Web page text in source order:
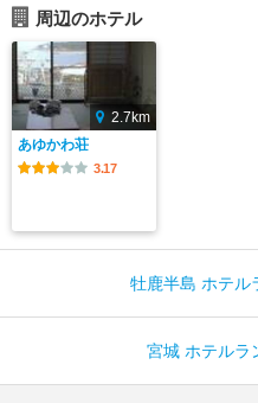
周辺のホテル
2.7km
あゆかわ荘
3.17
牡鹿半島 ホテル
宮城 ホテルラ